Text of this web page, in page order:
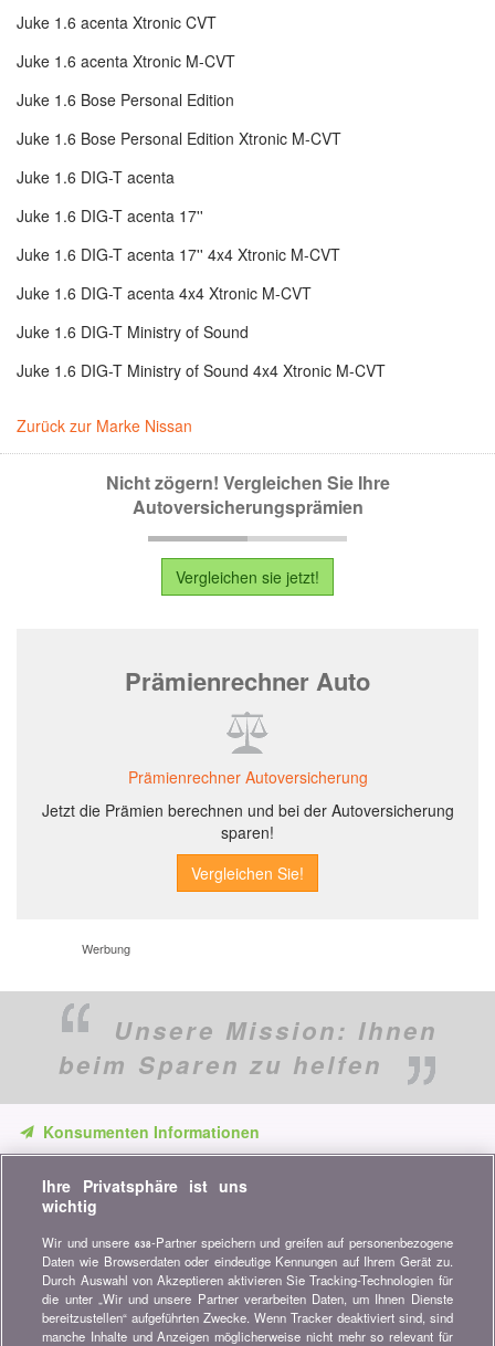
Juke 1.6 acenta Xtronic CVT
Juke 1.6 acenta Xtronic M-CVT
Juke 1.6 Bose Personal Edition
Juke 1.6 Bose Personal Edition Xtronic M-CVT
Juke 1.6 DIG-T acenta
Juke 1.6 DIG-T acenta 17''
Juke 1.6 DIG-T acenta 17'' 4x4 Xtronic M-CVT
Juke 1.6 DIG-T acenta 4x4 Xtronic M-CVT
Juke 1.6 DIG-T Ministry of Sound
Juke 1.6 DIG-T Ministry of Sound 4x4 Xtronic M-CVT
Zurück zur Marke Nissan
Nicht zögern! Vergleichen Sie Ihre
Autoversicherungsprämien
Vergleichen sie jetzt!
Prämienrechner Auto
Prämienrechner Autoversicherung
Jetzt die Prämien berechnen und bei der Autoversicherung
sparen!
Werbung
Unsere Mission: Ihnen
beim Sparen zu helfen
Konsumenten Informationen
unsere Vergleiche, Ratschläge und Tipps in den Bereichen
Versicherung, Finanzen, Konsumgüter und vieles mehr...
Newsletter bestellen
Treten Sie unserer Community bei
Bleiben Sie auf dem neuesten Stand, finden Sie alle Ratschläge
Ihre Privatsphäre ist uns
wichtig
Wir und unsere 638-Partner speichern und greifen auf personenbezogene
Daten wie Browserdaten oder eindeutige Kennungen auf Ihrem Gerät zu.
Durch Auswahl von Akzeptieren aktivieren Sie Tracking-Technologien für
die unter „Wir und unsere Partner verarbeiten Daten, um Ihnen Dienste
bereitzustellen“ aufgeführten Zwecke. Wenn Tracker deaktiviert sind, sind
manche Inhalte und Anzeigen möglicherweise nicht mehr so relevant für